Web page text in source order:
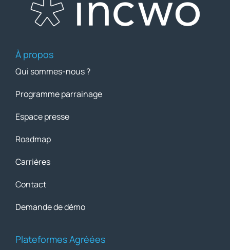
À propos
Qui sommes-nous ?
Programme parrainage
Espace presse
Roadmap
Carrières
Contact
Demande de démo
Plateformes Agréées